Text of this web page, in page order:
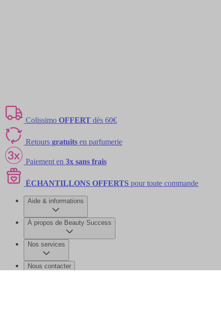
Colissimo OFFERT dès 60€
Retours gratuits en parfumerie
Paiement en 3x sans frais
ÉCHANTILLONS OFFERTS pour toute commande
Aide & informations
À propos de Beauty Success
Nos services
Nous contacter